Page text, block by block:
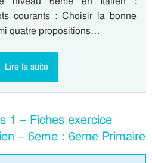
courants : Choisir la bonne
quatre propositions…
Lire la suite
1 – Fiches exercice
– 6eme : 6eme Primaire